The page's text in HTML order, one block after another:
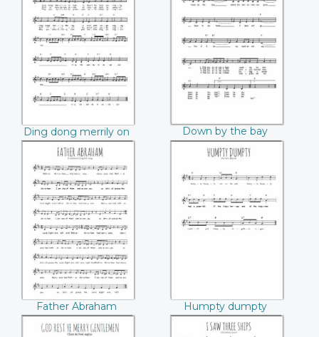
Ding dong merrily
on high
Ding dong merrily on
high
Down by the bay
Down by the bay
Father Abraham
Father Abraham
Humpty dumpty
Humpty dumpty